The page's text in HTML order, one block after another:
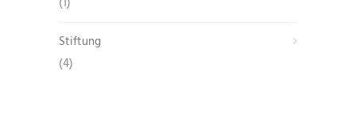
Stiftung
(4)